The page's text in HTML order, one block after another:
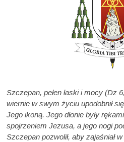
Szczepan, pełen łaski i mocy (Dz
wiernie w swym życiu upodobnił
Jego ikoną. Jego dłonie były
spojrzeniem Jezusa, a jego nogi
Szczepan pozwolił, aby zajaśniał